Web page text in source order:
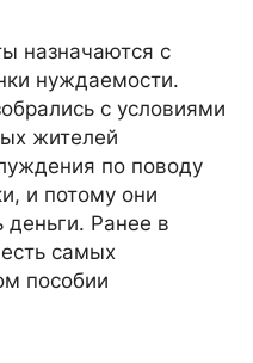
назначаются с
нуждаемости.
с условиями
жителей
по поводу
и потому они
деньги. Ранее в
самых
пособии